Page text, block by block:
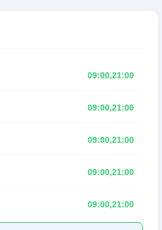
09:00,21:00
09:00,21:00
09:00,21:00
09:00,21:00
09:00,21:00